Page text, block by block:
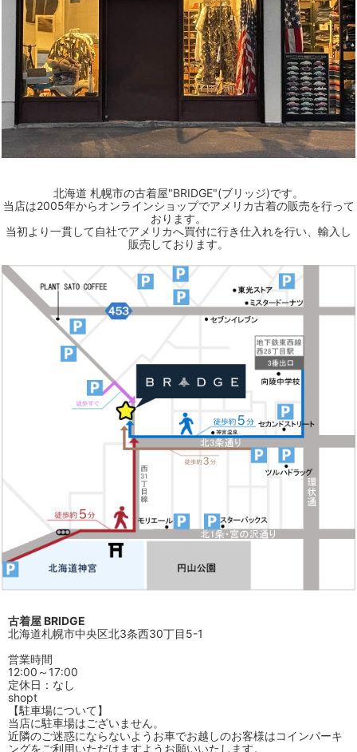
北海道 札幌市の古着屋"BRIDGE"(ブリッジ)です。
当店は2005年からオンラインショップでアメリカ古着の販売を行って
おります。
当初より一貫して自社でアメリカへ買付に行き仕入れを行い、輸入し
販売しております。
古着屋 BRIDGE
北海道札幌市中央区北3条西30丁目5-1
営業時間
12:00～17:00
定休日：なし
shopt
【駐車場について】
当店に駐車場はございません。
近隣のご迷惑にならないようお車でお越しのお客様はコインパーキ
ングをご利用いただけますようお願いいたします。